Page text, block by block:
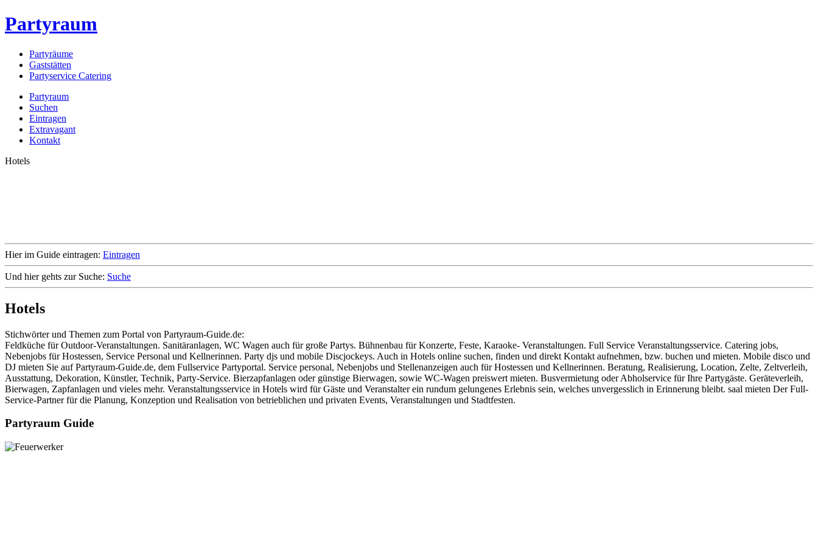
Partyraum
Partyräume
Gaststätten
Partyservice Catering
Partyraum
Suchen
Eintragen
Extravagant
Kontakt
Hotels
Hier im Guide eintragen: Eintragen
Und hier gehts zur Suche: Suche
Hotels
Stichwörter und Themen zum Portal von Partyraum-Guide.de:
Feldküche für Outdoor-Veranstaltungen. Sanitäranlagen, WC Wagen auch für große Partys. Bühnenbau für Konzerte, Feste, Karaoke- Veranstaltungen. Full Service Veranstaltungsservice. Catering jobs,
Nebenjobs für Hostessen, Service Personal und Kellnerinnen. Party djs und mobile Discjockeys. Auch in Hotels online suchen, finden und direkt Kontakt aufnehmen, bzw. buchen und mieten. Mobile disco und
DJ mieten Sie auf Partyraum-Guide.de, dem Fullservice Partyportal. Service personal, Nebenjobs und Stellenanzeigen auch für Hostessen und Kellnerinnen. Beratung, Realisierung, Location, Zelte, Zeltverleih,
Ausstattung, Dekoration, Künstler, Technik, Party-Service. Bierzapfanlagen oder günstige Bierwagen, sowie WC-Wagen preiswert mieten. Busvermietung oder Abholservice für Ihre Partygäste. Geräteverleih,
Bierwagen, Zapfanlagen und vieles mehr. Veranstaltungsservice in Hotels wird für Gäste und Veranstalter ein rundum gelungenes Erlebnis sein, welches unvergesslich in Erinnerung bleibt. saal mieten Der Full-
Service-Partner für die Planung, Konzeption und Realisation von betrieblichen und privaten Events, Veranstaltungen und Stadtfesten.
Partyraum Guide